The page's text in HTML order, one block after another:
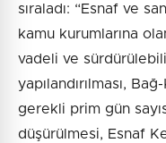
sıraladı: “Esnaf ve
kamu kurumlarına
vadeli ve
yapılandırılması,
gerekli prim gün
düşürülmesi, Esnaf